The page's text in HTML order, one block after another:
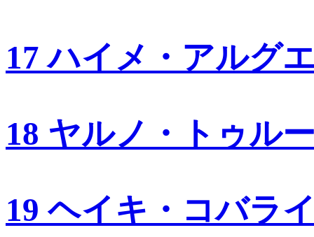
17 ハイメ・アルグ
18 ヤルノ・トゥル
19 ヘイキ・コバラ